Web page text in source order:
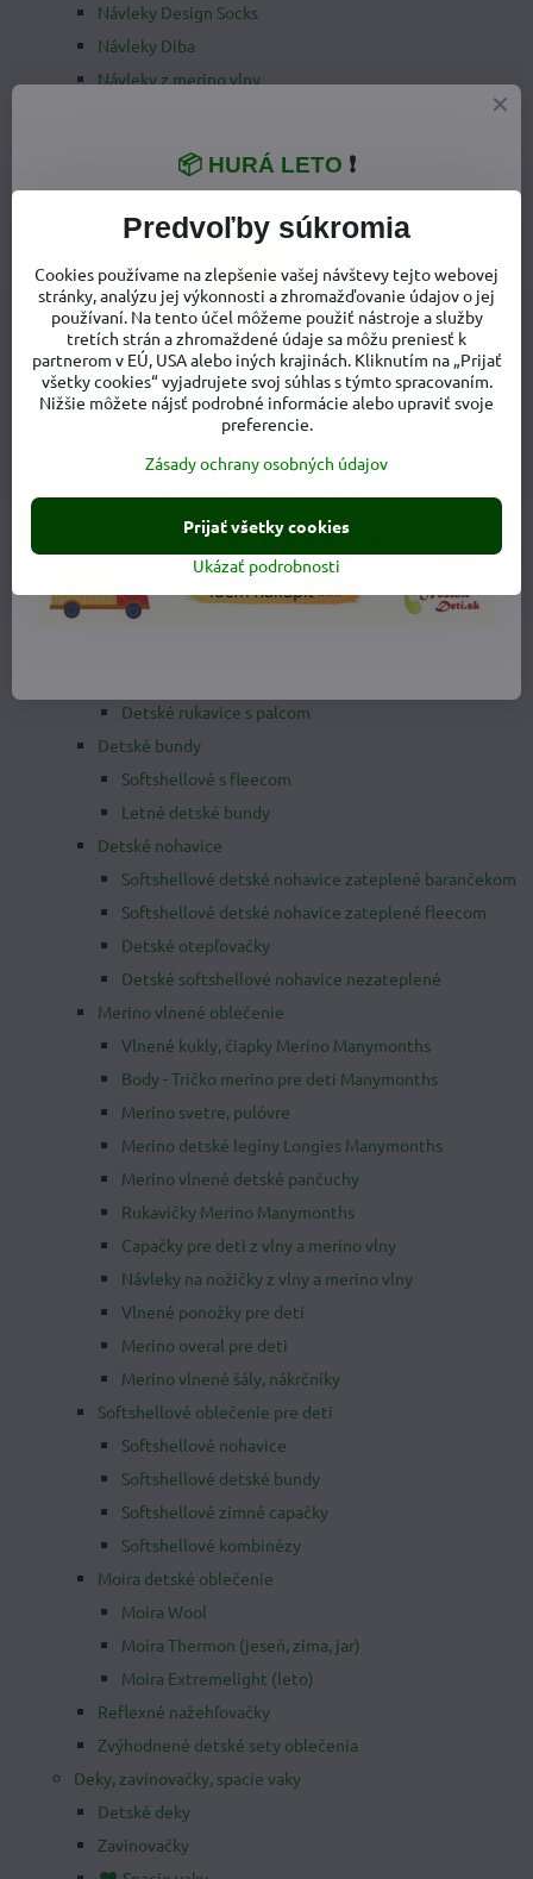
Návleky Design Socks
Návleky Diba
Návleky z merino vlny
Vlnené ponožky
Kožené detské capačky
Oblečenie pre deti
Detské tielka
Detské tričká
Detské tričká s krátkym rukávom
Detské tričká s dlhým rukávom
Detské tričká s UV filtrom
Mikiny, svetre, pulóvre
Šály, nákrčníky
Čiapky, kukly
Detské rukavice s palcom
Detské bundy
Softshellové s fleecom
Letné detské bundy
Detské nohavice
Softshellové detské nohavice zateplené barančekom
Softshellové detské nohavice zateplené fleecom
Detské otepľovačky
Detské softshellové nohavice nezateplené
Merino vlnené oblečenie
Vlnené kukly, čiapky Merino Manymonths
Body - Tričko merino pre deti Manymonths
Merino svetre, pulóvre
Merino detské legíny Longies Manymonths
Merino vlnené detské pančuchy
Rukavičky Merino Manymonths
Capačky pre deti z vlny a merino vlny
Návleky na nožičky z vlny a merino vlny
Vlnené ponožky pre deti
Merino overal pre deti
Merino vlnené šály, nákrčníky
Softshellové oblečenie pre deti
Softshellové nohavice
Softshellové detské bundy
Softshellové zimné capačky
Softshellové kombinézy
Moira detské oblečenie
Moira Wool
Moira Thermon (jeseň, zima, jar)
Moira Extremelight (leto)
Reflexné nažehľovačky
Zvýhodnené detské sety oblečenia
Deky, zavinovačky, spacie vaky
Detské deky
Zavinovačky
Predvoľby súkromia
Cookies používame na zlepšenie vašej návštevy tejto webovej
stránky, analýzu jej výkonnosti a zhromažďovanie údajov o jej
používaní. Na tento účel môžeme použiť nástroje a služby
tretích strán a zhromaždené údaje sa môžu preniesť k
partnerom v EÚ, USA alebo iných krajinách. Kliknutím na „Prijať
všetky cookies“ vyjadrujete svoj súhlas s týmto spracovaním.
Nižšie môžete nájsť podrobné informácie alebo upraviť svoje
preferencie.
Zásady ochrany osobných údajov
Ukázať podrobnosti
Prijať všetky cookies
📦 HURÁ LETO ❗